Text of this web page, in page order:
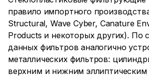
правило импортного
Structural, Wave Cyber, Canature
Products и некоторых других). По
данных фильтров аналогично
металлических фильтров:
верхним и нижним